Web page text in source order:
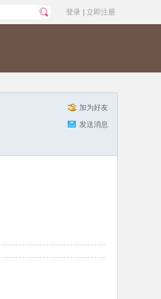
登录 立即注册
加为好友
发送消息